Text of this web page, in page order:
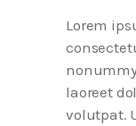
Lorem
laoreet
volutpat.